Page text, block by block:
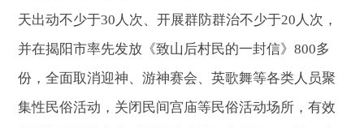
天出动不少于30人次、开展群防群治不少于20人次，
并在揭阳市率先发放《致山后村民的一封信》800多
份，全面取消迎神、游神赛会、英歌舞等各类人员聚
集性民俗活动，关闭民间宫庙等民俗活动场所，有效